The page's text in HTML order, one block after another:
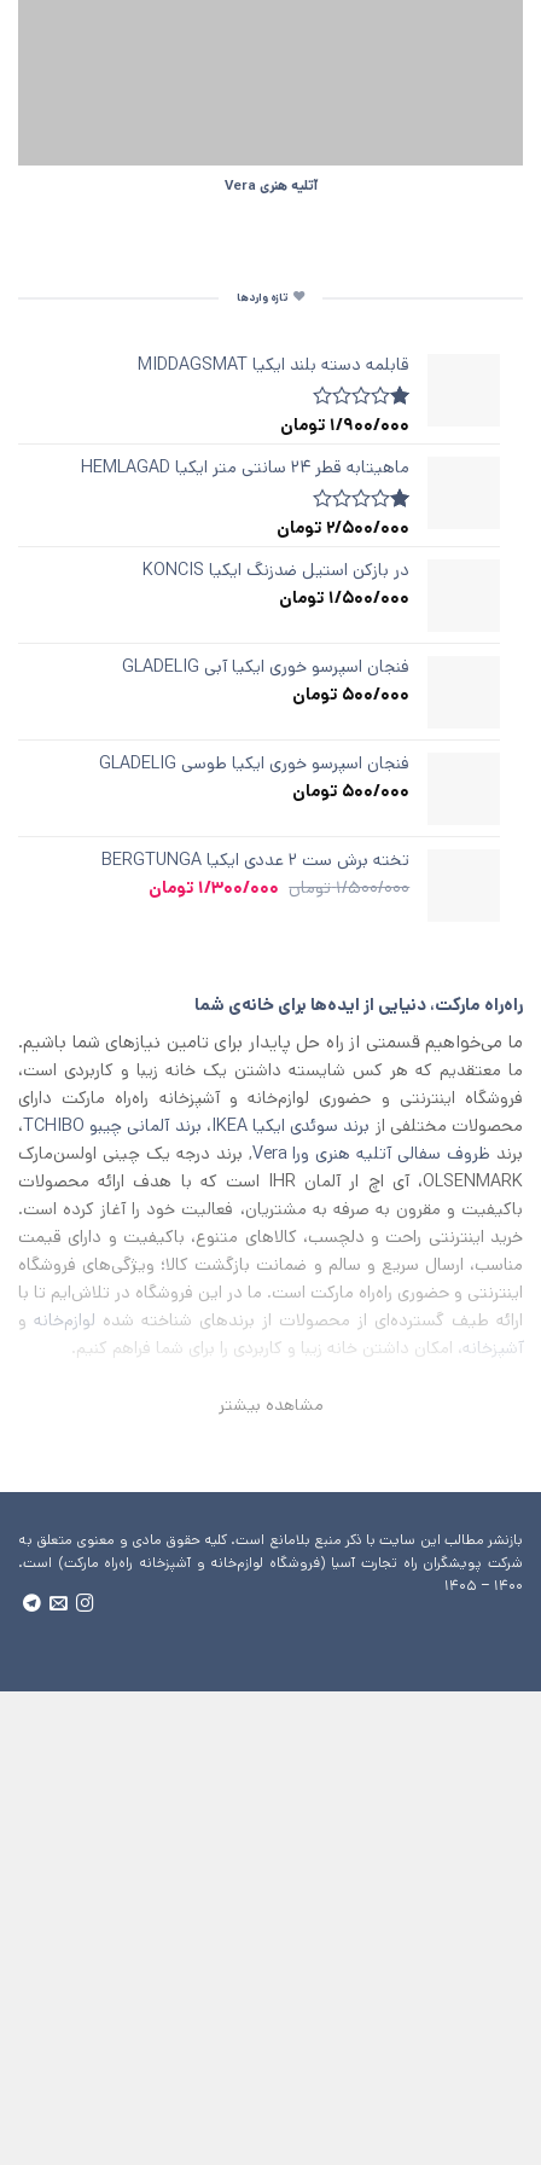
آتلیه هنری Vera
تازه واردها
قابلمه دسته‌ بلند ایکیا MIDDAGSMAT
امتیازدهی
از
در
1
امتیازدهی
مشتری
1/900/000 تومان
ماهیتابه قطر ۲۴ سانتی متر ایکیا HEMLAGAD
امتیازدهی
از
در
1
2/500/000 تومان
در بازکن استیل ضدزنگ ایکیا KONCIS
1/500/000 تومان
فنجان اسپرسو خوری ایکیا آبی GLADELIG
500/000 تومان
فنجان اسپرسو خوری ایکیا طوسی GLADELIG
500/000 تومان
تخته برش ست ۲ عددی ایکیا BERGTUNGA
1/500/000 تومان قیمت
1/300/000 تومان
راه‌راه مارکت، دنیایی از ایده‌ها برای خانه‌ی شما
ما می‌خواهیم قسمتی از راه حل پایدار برای تامین نیازهای شما باشیم.
ما معتقدیم که هر کس شایسته داشتن یک خانه زیبا و کاربردی است،
فروشگاه اینترنتی و حضوری لوازم‌خانه و آشپزخانه راه‌راه مارکت دارای
محصولات مختلفی از برند سوئدی ایکیا IKEA ، برند آلمانی چیبو TCHIBO
،
برند ظروف سفالی آتلیه هنری ورا Vera
, برند درجه یک چینی اولسن‌مارک
OLSENMARK، آی اچ‌ ار آلمان IHR است که با هدف ارائه محصولات
باکیفیت و مقرون به صرفه به مشتریان، فعالیت خود را آغاز کرده است.
خرید اینترنتی راحت و دلچسب، کالاهای متنوع، باکیفیت و دارای قیمت
مناسب، ارسال سریع و سالم و ضمانت بازگشت کالا؛ ویژگی‌های فروشگاه
اینترنتی و حضوری راه‌راه مارکت است. ما در این فروشگاه در تلاش‌ایم تا با
ارائه طیف گسترده‌ای از محصولات از برند‌های شناخته شده لوازم‌خانه و
آشپزخانه، امکان داشتن خانه زیبا و کاربردی را برای شما فراهم کنیم.
مشاهده بیشتر
بازنشر مطالب این سایت با ذکر منبع بلامانع است. کلیه حقوق مادی و معنوی متعلق به
شرکت پویشگران راه تجارت آسیا (فروشگاه لوازم‌خانه و آشپزخانه راه‌راه مارکت) است.
۱۴۰۰ – ۱۴۰۵